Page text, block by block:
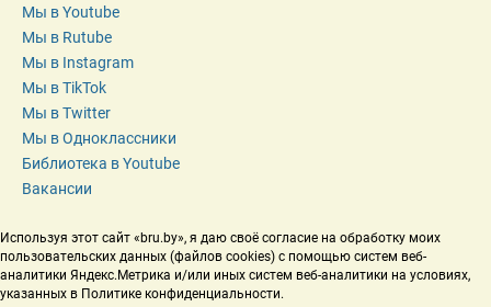
Мы в Youtube
Мы в Rutube
Мы в Instagram
Мы в TikTok
Мы в Twitter
Мы в Одноклассники
Библиотека в Youtube
Вакансии
Используя этот сайт «bru.by», я даю своё согласие на обработку моих
пользовательских данных (файлов cookies) с помощью систем веб-
аналитики Яндекс.Метрика и/или иных систем веб-аналитики на условиях,
указанных в Политике конфиденциальности.